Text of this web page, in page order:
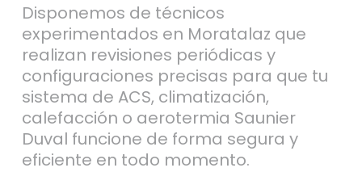
Disponemos de técnicos
experimentados en Moratalaz que
realizan revisiones periódicas y
configuraciones precisas para que tu
sistema de ACS, climatización,
calefacción o aerotermia Saunier
Duval funcione de forma segura y
eficiente en todo momento.